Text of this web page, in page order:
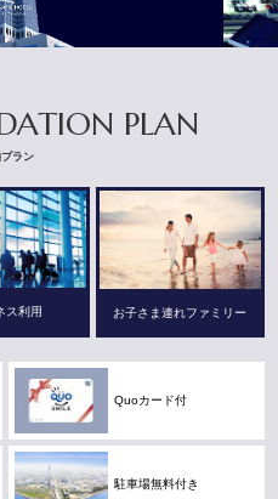
PLAN
ラン
ス利用 お子さま連れファミリー
Quoカード付
駐車場無料付き